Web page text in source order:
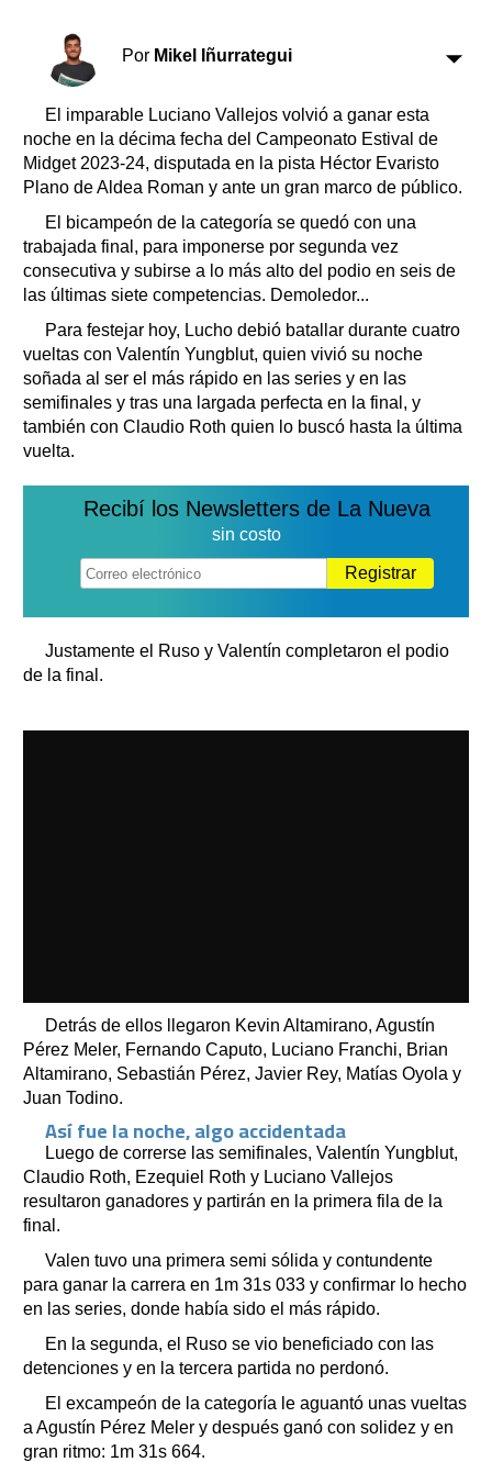
Horóscopo
Suplementos
Servicios
Farmacias
Transportes
Loterías
Datos Útiles
Fúnebres
Edictos
Teléfonos de urgencia
Por Mikel Iñurrategui
El imparable Luciano Vallejos volvió a ganar esta
noche en la décima fecha del Campeonato Estival de
Midget 2023-24, disputada en la pista Héctor Evaristo
Plano de Aldea Roman y ante un gran marco de público.
El bicampeón de la categoría se quedó con una
trabajada final, para imponerse por segunda vez
consecutiva y subirse a lo más alto del podio en seis de
las últimas siete competencias. Demoledor...
Para festejar hoy, Lucho debió batallar durante cuatro
vueltas con Valentín Yungblut, quien vivió su noche
soñada al ser el más rápido en las series y en las
semifinales y tras una largada perfecta en la final, y
también con Claudio Roth quien lo buscó hasta la última
vuelta.
Recibí los Newsletters de La Nueva
sin costo
Registrar
Justamente el Ruso y Valentín completaron el podio
de la final.
Detrás de ellos llegaron Kevin Altamirano, Agustín
Pérez Meler, Fernando Caputo, Luciano Franchi, Brian
Altamirano, Sebastián Pérez, Javier Rey, Matías Oyola y
Juan Todino.
Así fue la noche, algo accidentada
Luego de correrse las semifinales, Valentín Yungblut,
Claudio Roth, Ezequiel Roth y Luciano Vallejos
resultaron ganadores y partirán en la primera fila de la
final.
Valen tuvo una primera semi sólida y contundente
para ganar la carrera en 1m 31s 033 y confirmar lo hecho
en las series, donde había sido el más rápido.
En la segunda, el Ruso se vio beneficiado con las
detenciones y en la tercera partida no perdonó.
El excampeón de la categoría le aguantó unas vueltas
a Agustín Pérez Meler y después ganó con solidez y en
gran ritmo: 1m 31s 664.